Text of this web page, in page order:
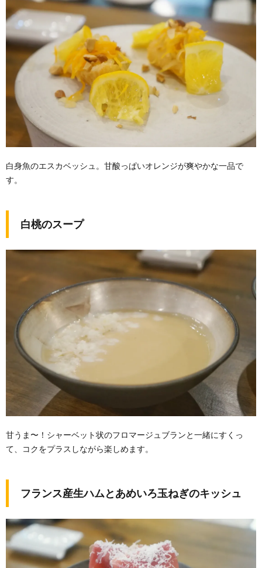
白身魚のエスカベッシュ。甘酸っぱいオレンジが爽やかな一品で
す。
白桃のスープ
甘うま〜！シャーベット状のフロマージュブランと一緒にすくっ
て、コクをプラスしながら楽しめます。
フランス産生ハムとあめいろ玉ねぎのキッシュ